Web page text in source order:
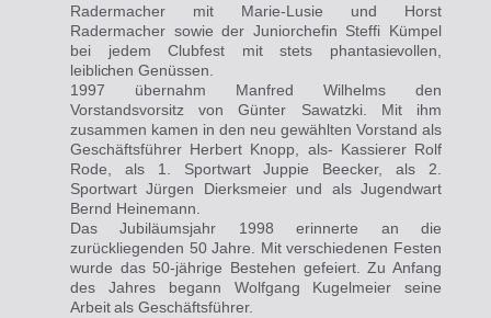
Radermacher mit Marie-Lusie und Horst
Radermacher sowie der Juniorchefin Steffi Kümpel
bei jedem Clubfest mit stets phantasievollen,
leiblichen Genüssen.
1997 übernahm Manfred Wilhelms den
Vorstandsvorsitz von Günter Sawatzki. Mit ihm
zusammen kamen in den neu gewählten Vorstand als
Geschäftsführer Herbert Knopp, als- Kassierer Rolf
Rode, als 1. Sportwart Juppie Beecker, als 2.
Sportwart Jürgen Dierksmeier und als Jugendwart
Bernd Heinemann.
Das Jubiläumsjahr 1998 erinnerte an die
zurückliegenden 50 Jahre. Mit verschiedenen Festen
wurde das 50-jährige Bestehen gefeiert. Zu Anfang
des Jahres begann Wolfgang Kugelmeierseine
Arbeit als Geschäftsführer.